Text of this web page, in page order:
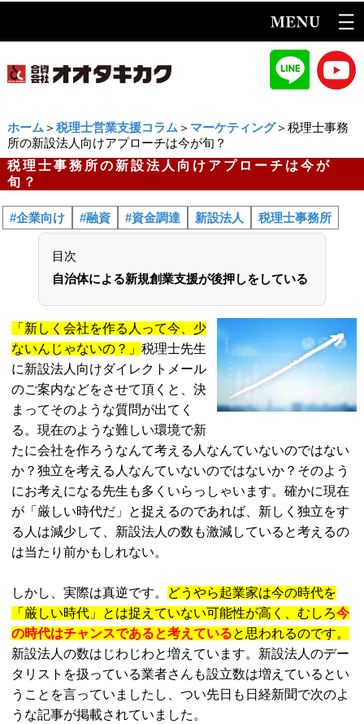
ホーム ＞ 税理士営業支援コラム ＞ マーケティング＞税理士事務
所の新設法人向けアプローチは今が旬？
税理士事務所の新設法人向けアプローチは今が
旬？
#企業向け #融資 #資金調達 新設法人 税理士事務所
目次
自治体による新規創業支援が後押しをしている
「新しく会社を作る人って今、少
ないんじゃないの？」 税理士先生
に新設法人向けダイレクトメール
のご案内などをさせて頂くと、決
まってそのような質問が出てく
る。現在のような難しい環境で新
たに会社を作ろうなんて考える人なんていないのではない
か？独立を考える人なんていないのではないか？そのよう
にお考えになる先生も多くいらっしゃいます。確かに現在
が「厳しい時代だ」と捉えるのであれば、新しく独立をす
る人は減少して、新設法人の数も激減していると考えるの
は当たり前かもしれない。
しかし、実際は真逆です。
どうやら起業家は今の時代を
「厳しい時代」とは捉えていない可能性が高く、むしろ今
の時代はチャンスであると考えていると思われるのです。
新設法人の数はじわじわと増えています。新設法人のデー
タリストを扱っている業者さんも設立数は増えているとい
うことを言っていましたし、つい先日も日経新聞で次のよ
うな記事が掲載されていました。